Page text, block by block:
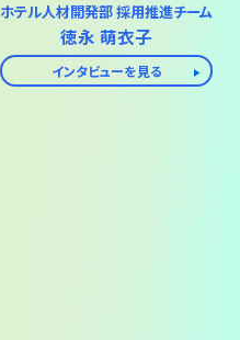
ホテル人材開発部 採用推進チーム
徳永 萌衣子
インタビューを見る